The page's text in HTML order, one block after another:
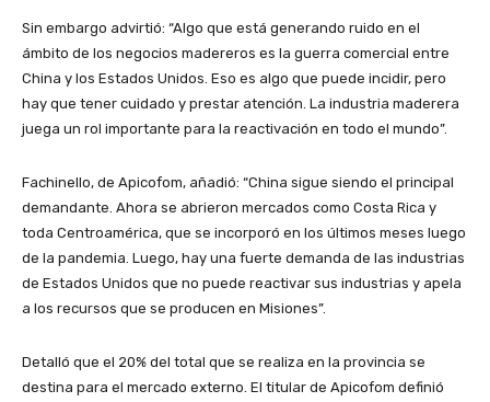
Sin embargo advirtió: “Algo que está generando ruido en el
ámbito de los negocios madereros es la guerra comercial entre
China y los Estados Unidos. Eso es algo que puede incidir, pero
hay que tener cuidado y prestar atención. La industria maderera
juega un rol importante para la reactivación en todo el mundo”.
Fachinello, de Apicofom, añadió: “China sigue siendo el principal
demandante. Ahora se abrieron mercados como Costa Rica y
toda Centroamérica, que se incorporó en los últimos meses luego
de la pandemia. Luego, hay una fuerte demanda de las industrias
de Estados Unidos que no puede reactivar sus industrias y apela
a los recursos que se producen en Misiones”.
Detalló que el 20% del total que se realiza en la provincia se
destina para el mercado externo. El titular de Apicofom definió